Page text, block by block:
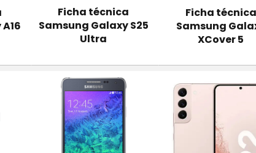
Ficha técnica
Samsung Galaxy S25
Ultra
Ficha técnica
Samsung
XCover 5